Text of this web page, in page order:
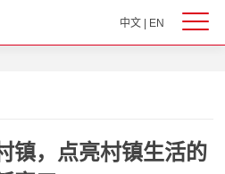
中文| EN
镇，点亮村镇生活的